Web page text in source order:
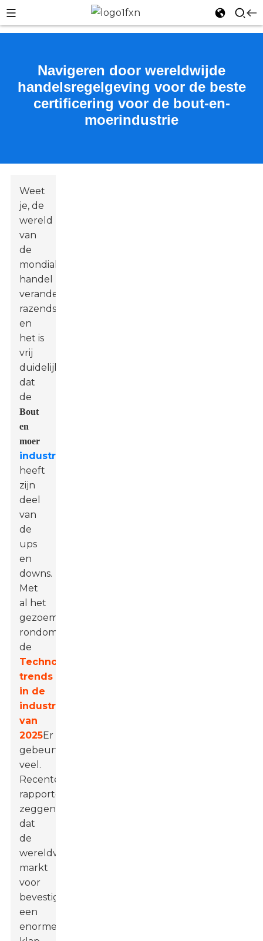
Navigeren door wereldwijde
handelsregelgeving voor de beste
certificering voor de bout-en-
moerindustrie
Weet
je, de
wereld
van
de
mondiale
handel
verandert
razendsnel,
en
het is
vrij
duidelijk
dat
de
Bout
en
moer
industrie
heeft
zijn
deel
van
de
ups
en
downs.
Met
al het
gezoem
rondom
de
Technologische
trends
in de
industrie
van
2025Er
gebeurt
veel.
Recente
rapporten
zeggen
dat
de
wereldwijde
markt
voor
bevestigingsmiddelen
een
enorme